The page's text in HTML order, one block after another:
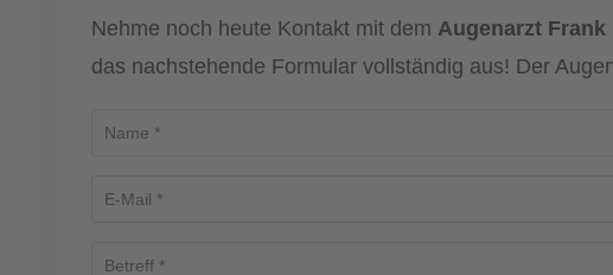
Nehme noch heute Kontakt mit dem Augenarzt
das nachstehende Formular vollständig aus! Der